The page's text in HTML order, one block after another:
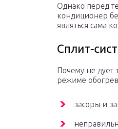
Однако перед
кондиционер
являться сама
Сплит-
Почему не дует
режиме
засоры и